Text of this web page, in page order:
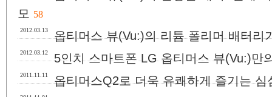
모 58
2012.03.13 옵티머스 뷰(Vu:)의 리튬 폴리머 배터리
2012.03.12 5인치 스마트폰 LG 옵티머스 뷰(Vu:)만
2011.11.11 옵티머스Q2로 더욱 유쾌하게 즐기는 심